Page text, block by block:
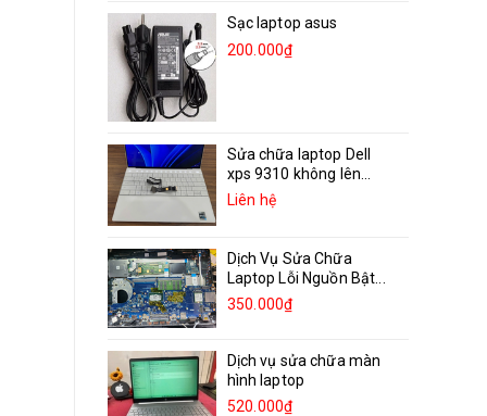
Sạc laptop asus
200.000₫
Sửa chữa laptop Dell
xps 9310 không lên...
Liên hệ
Dịch Vụ Sửa Chữa
Laptop Lỗi Nguồn Bật...
350.000₫
Dịch vụ sửa chữa màn
hình laptop
520.000₫